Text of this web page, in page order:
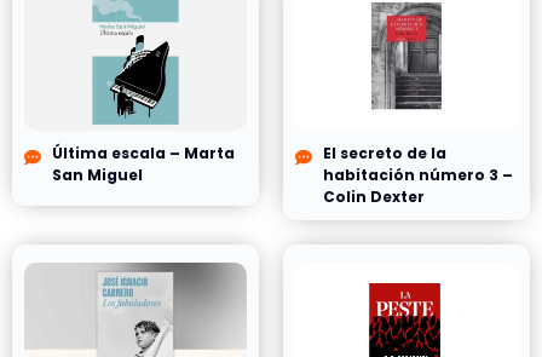
Última escala – Marta
San Miguel
El secreto de la
habitación número 3 –
Colin Dexter